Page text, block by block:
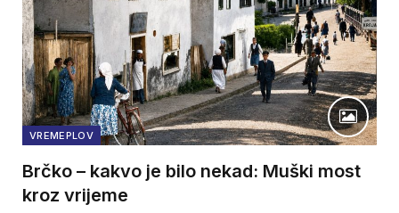
VREMEPLOV
Brčko – kakvo je bilo nekad: Muški most
kroz vrijeme